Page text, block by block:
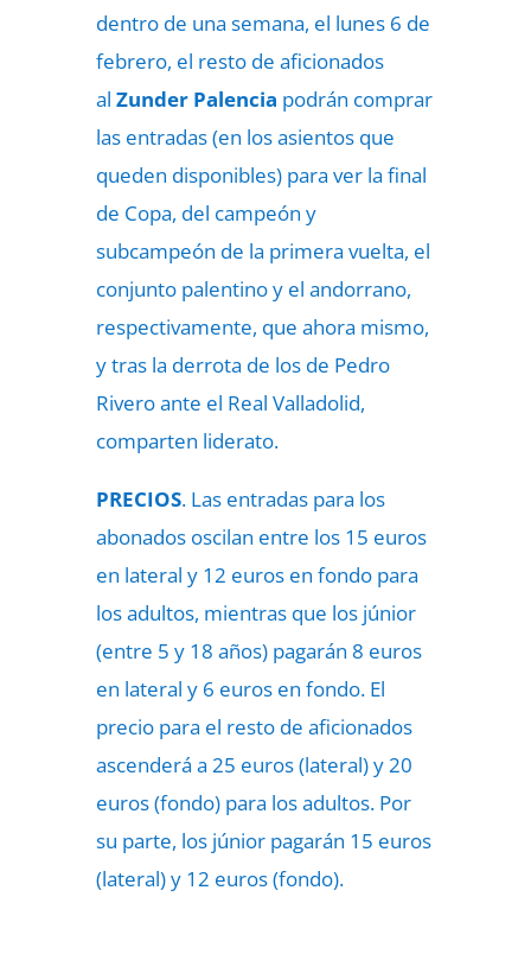
dentro de una semana, el lunes 6 de
febrero, el resto de aficionados
al Zunder Palencia podrán comprar
las entradas (en los asientos que
queden disponibles) para ver la final
de Copa, del campeón y
subcampeón de la primera vuelta, el
conjunto palentino y el andorrano,
respectivamente, que ahora mismo,
y tras la derrota de los de Pedro
Riveroante el Real Valladolid,
comparten liderato.
PRECIOS. Las entradas para los
abonados oscilan entre los 15 euros
en lateral y 12 euros en fondo para
los adultos, mientras que los júnior
(entre 5 y 18 años) pagarán 8 euros
en lateral y 6 euros en fondo. El
precio para el resto de aficionados
ascenderá a 25 euros (lateral) y 20
euros (fondo) para los adultos. Por
su parte, los júnior pagarán 15 euros
(lateral) y 12 euros (fondo).